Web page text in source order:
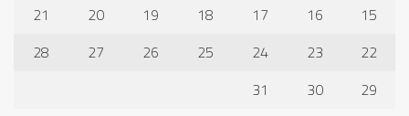
15
16
17
18
19
20
21
22
23
24
25
26
27
28
29
30
31